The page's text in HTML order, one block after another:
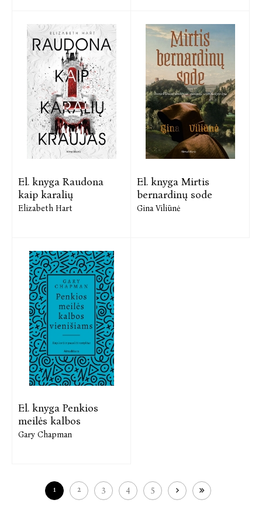
El. knyga Raudona
kaip karalių
Elizabeth Hart
El. knyga Mirtis
bernardinų sode
Gina Viliūnė
El. knyga Penkios
meilės kalbos
Gary Chapman
1 2 3 4 5